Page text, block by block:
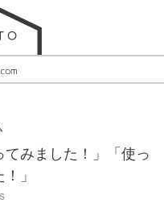
みました！」「使っ
」